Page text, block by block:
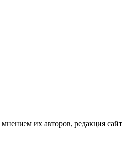
их авторов, редакция